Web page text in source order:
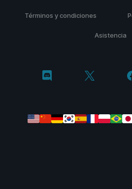
Términos y condiciones
Asistencia